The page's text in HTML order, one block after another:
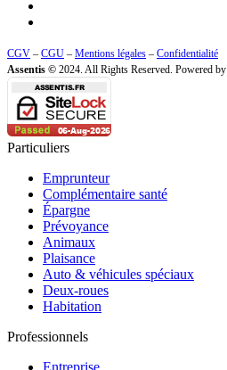
CGV – CGU – Mentions légales – Confidentialité
Assentis © 2024. All Rights Reserved. Powered by
Particuliers
Emprunteur
Complémentaire santé
Épargne
Prévoyance
Animaux
Plaisance
Auto & véhicules spéciaux
Deux-roues
Habitation
Professionnels
Entreprise